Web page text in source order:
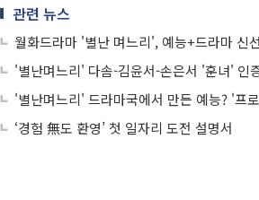
관련 뉴스
월화드라마 '별난 며느리', 예능+드라마
'별난며느리' 다솜-김윤서-손은서 '훈녀' 인
'별난며느리' 드라마국에서 만든 예능? '프
‘경험 無도 환영’ 첫 일자리 도전 설명서